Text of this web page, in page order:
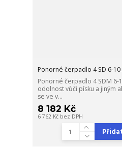
Ponorné čerpadlo 4 SD 6-10
Ponorné čerpadlo 4 SDM 6-
odolnost vůči písku a jiným
se ve v...
8 182 Kč
6 762 Kč bez DPH